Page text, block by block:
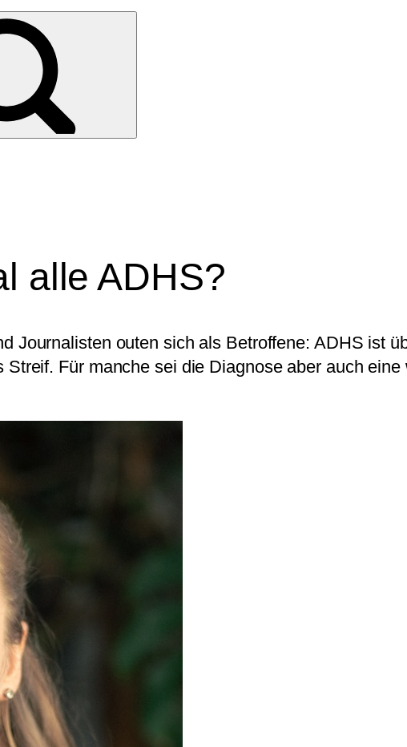
alle ADHS?
Journalisten outen sich als Betroffene: ADHS ist
Für manche sei die Diagnose aber auch